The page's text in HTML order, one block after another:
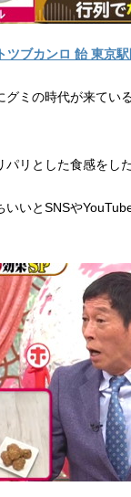
ツブカンロ 飴 東京
グミの時代が来てい
パリとした食感をし
いいとSNSや